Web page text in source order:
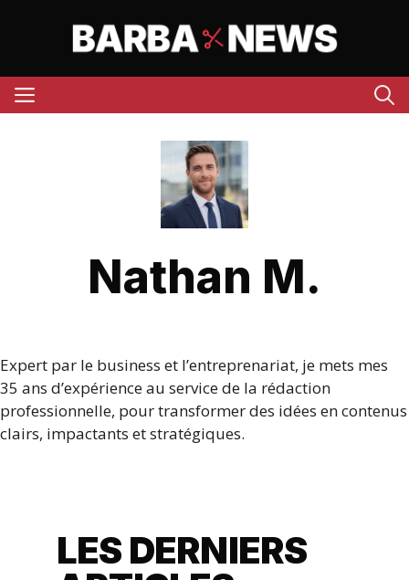
Menu
Nathan M.
Expert par le business et l’entreprenariat, je mets mes
35 ans d’expérience au service de la rédaction
professionnelle, pour transformer des idées en contenus
clairs, impactants et stratégiques.
LES DERNIERS